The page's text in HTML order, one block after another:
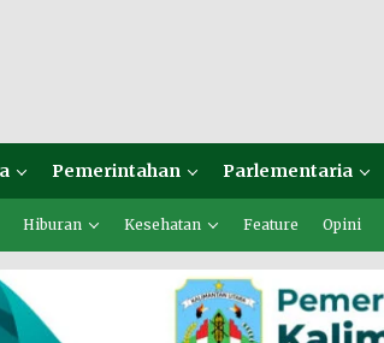
Pemerintahan Parlementaria
Hiburan Kesehatan Feature Opini